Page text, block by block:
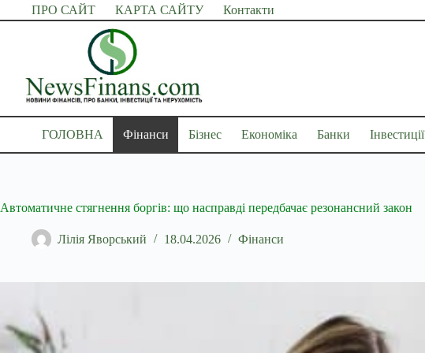
Перейти
до
ПРО САЙТ КАРТА САЙТУ Контакти
ГОЛОВНА Фінанси Бізнес Економіка Банки Інвестиції
Автоматичне стягнення боргів: що насправді передбачає резонансний закон
Лілія Яворський 18.04.2026 Фінанси